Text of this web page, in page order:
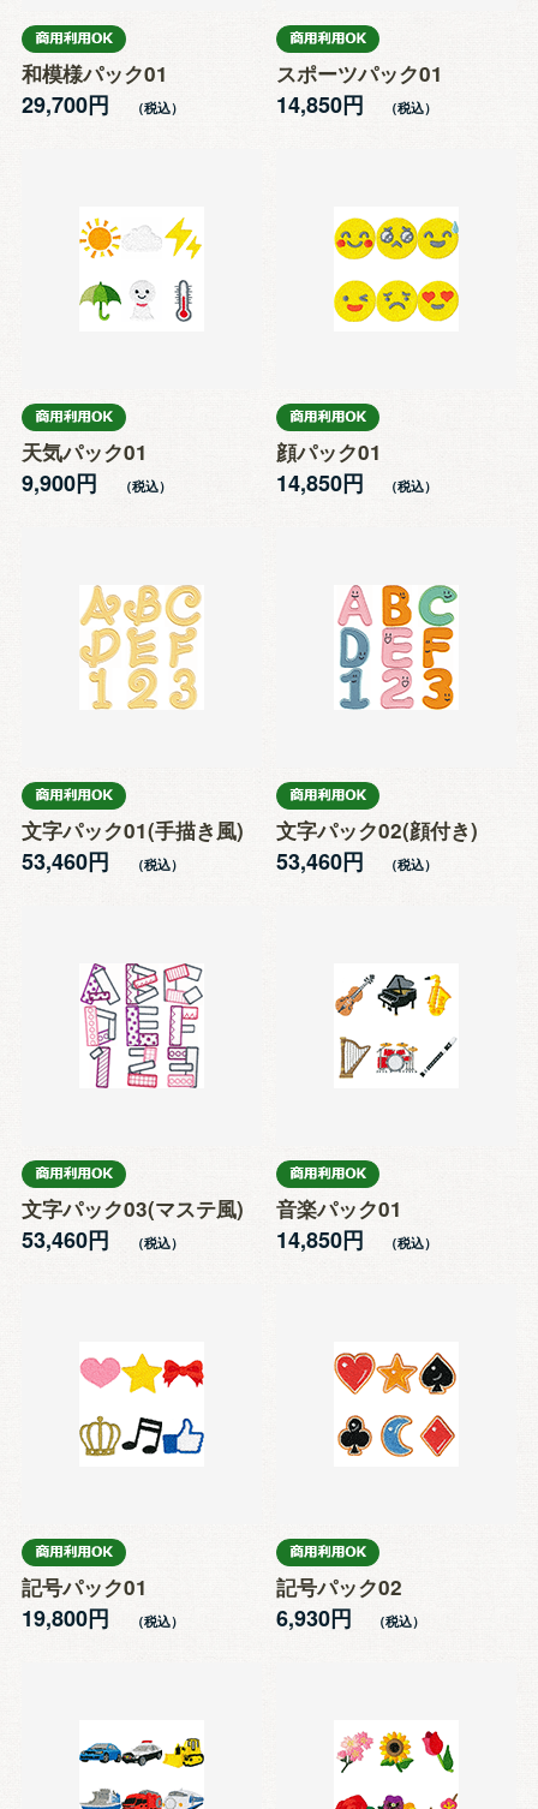
和模様パック01
29,700円
スポーツパック01
14,850円
天気パック01
9,900円
顔パック01
14,850円
文字パック01(手描き風)
53,460円
文字パック02(顔付き)
53,460円
文字パック03(マステ風)
53,460円
音楽パック01
14,850円
記号パック01
19,800円
記号パック02
6,930円